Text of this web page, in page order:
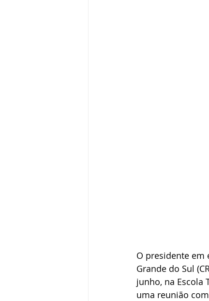
O presidente em
Grande do Sul
junho, na Escola
uma reunião